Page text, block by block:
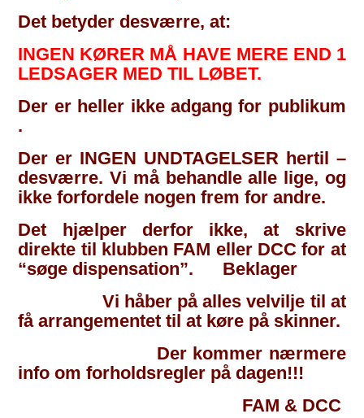
Det betyder desværre, at:
INGEN KØRER MÅ HAVE MERE END 1
LEDSAGER MED TIL LØBET.
Der er heller ikke adgang for publikum
.
Der er INGEN UNDTAGELSER hertil –
desværre. Vi må behandle alle lige, og
ikke forfordele nogen frem for andre.
Det hjælper derfor ikke, at skrive
direkte til klubben FAM eller DCC for at
“søge dispensation”. Beklager
Vi håber på alles velvilje til at
få arrangementet til at køre på skinner.
Der kommer nærmere
info om forholdsregler på dagen!!!
FAM & DCC